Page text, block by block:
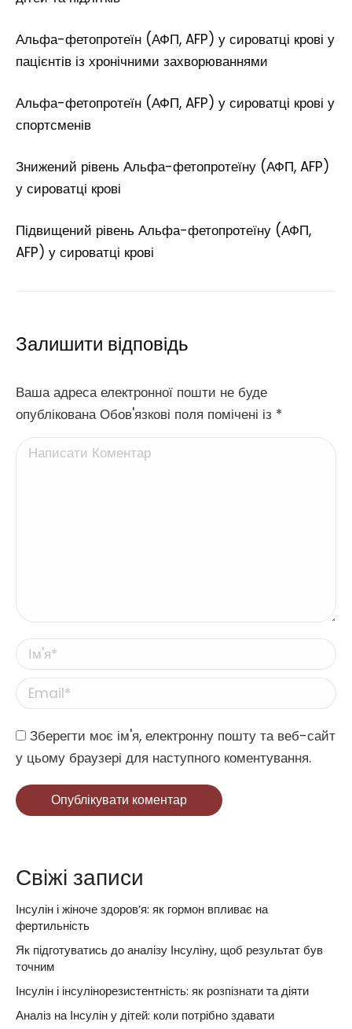
Альфа-фетопротеїн (АФП, AFP) у сироватці крові у
пацієнтів із хронічними захворюваннями
Альфа-фетопротеїн (АФП, AFP) у сироватці крові у
спортсменів
Знижений рівень Альфа-фетопротеїну (АФП, AFP)
у сироватці крові
Підвищений рівень Альфа-фетопротеїну (АФП,
AFP) у сироватці крові
Залишити відповідь
Ваша адреса електронної пошти не буде
опублікована Обов'язкові поля помічені із *
Написати Коментар
Ім'я *
Email *
Website
Зберегти моє ім'я, електронну пошту та веб-сайт
у цьому браузері для наступного коментування.
Опублікувати коментар
Свіжі записи
Інсулін і жіноче здоров’я: як гормон впливає на
фертильність
Як підготуватись до аналізу Інсуліну, щоб результат був
точним
Інсулін і інсулінорезистентність: як розпізнати та діяти
Аналіз на Інсулін у дітей: коли потрібно здавати